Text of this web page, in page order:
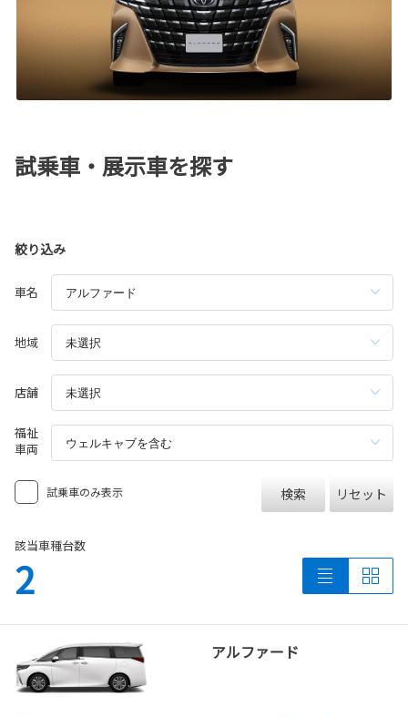
試乗車・展示車を探す
絞り込み
車名
地域
店舗
福祉
車両
試乗車のみ表示 検索 リセット
該当車種台数
2
アルファード